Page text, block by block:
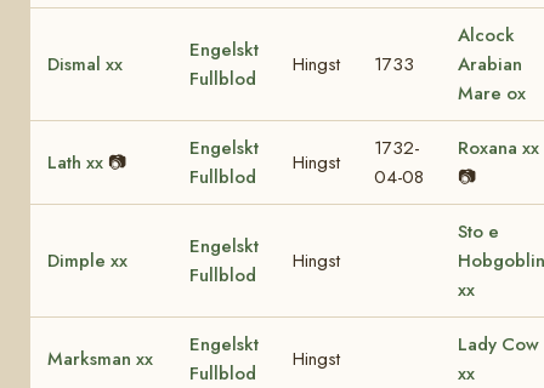
Dismal xx
Engelskt
Fullblod
Hingst 1733
Alcock
Arabian
Mare ox
Lath xx 📷
Engelskt
Fullblod
Hingst
1732-
04-08
Roxana xx
📷
Dimple xx
Engelskt
Fullblod
Hingst
Sto e
Hobgoblin
xx
Marksman xx
Engelskt
Fullblod
Hingst
Lady Cow
xx